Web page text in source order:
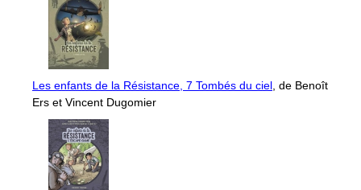
Les enfants de la Résistance, 7 Tombés du ciel, de Benoît
Ers et Vincent Dugomier